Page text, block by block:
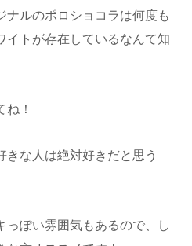
ナルのポロショコラは何度も
イトが存在しているなんて知
ね！
きな人は絶対好きだと思う
っぽい雰囲気もあるので、し